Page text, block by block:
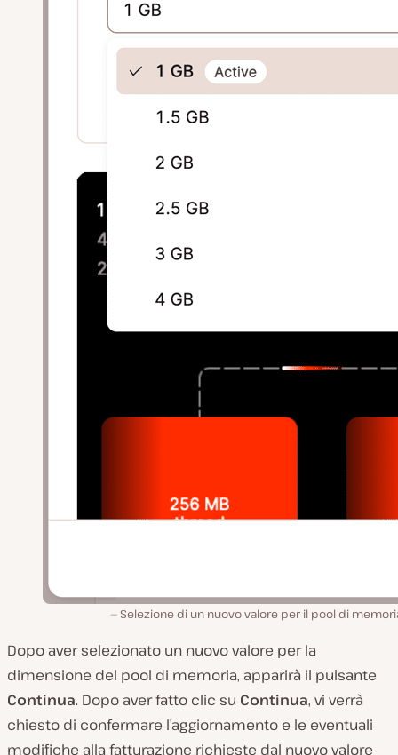
Selezione di un nuovo valore per il pool di memoria
Dopo aver selezionato un nuovo valore per la
dimensione del pool di memoria, apparirà il pulsante
Continua. Dopo aver fatto clic su Continua, vi verrà
chiesto di confermare l’aggiornamento e le eventuali
modifiche alla fatturazione richieste dal nuovo valore